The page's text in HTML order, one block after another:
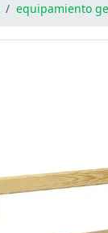
equipamiento